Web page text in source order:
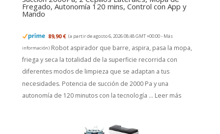
Fregado, Autonomía 120 mins, Control con App y
Mando
89,90 € (a partir de agosto 6, 2026 08:48 GMT +00:00 - Más
información) Robot aspirador que barre, aspira, pasa la mopa,
friega y seca la totalidad de la superficie recorrida con
diferentes modos de limpieza que se adaptan a tus
necesidades. Potencia de succión de 2000 Pa y una
autonomía de 120 minutos con la tecnología ... Leer más